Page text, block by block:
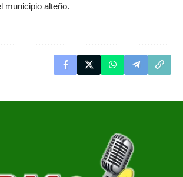
municipio alteño.